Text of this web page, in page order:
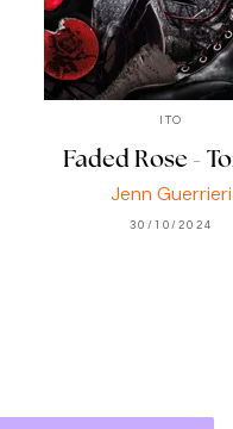
ITO
Faded Rose -
Jenn Guerrieri
30/10/2024